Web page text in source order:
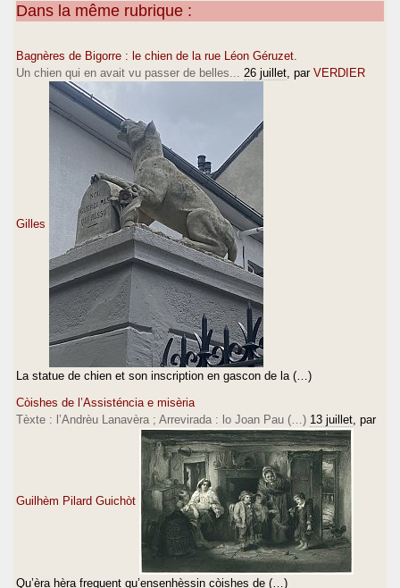
Dans la même rubrique :
Bagnères de Bigorre : le chien de la rue Léon Géruzet.
Un chien qui en avait vu passer de belles...
26 juillet , par VERDIER
Gilles
La statue de chien et son inscription en gascon de la (…)
Còishes de l’Assisténcia e misèria
Tèxte : l’Andrèu Lanavèra ; Arrevirada : lo Joan Pau (…) 13 juillet , par
Guilhèm Pilard Guichòt
Qu’èra hèra frequent qu’ensenhèssin còishes de (…)